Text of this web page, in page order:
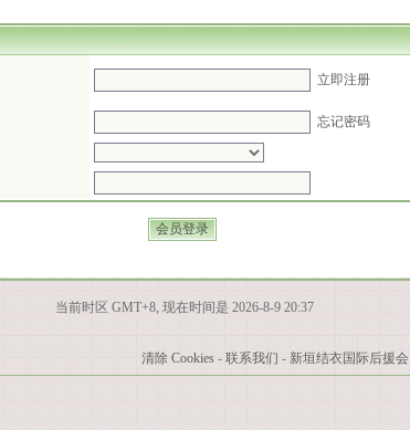
立即注册
忘记密码
当前时区 GMT+8, 现在时间是 2026-8-9 20:37
清除 Cookies - 联系我们 - 新垣结衣国际后援会